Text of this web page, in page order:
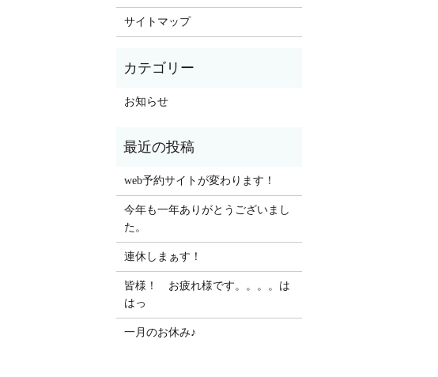
サイトマップ
お知らせ
web予約サイトが変わります！
今年も一年ありがとうございまし
た。
連休しまぁす！
皆様！ お疲れ様です。。。。は
はっ
一月のお休み♪